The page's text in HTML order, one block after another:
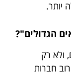
יותר.
ולא רק
חברות